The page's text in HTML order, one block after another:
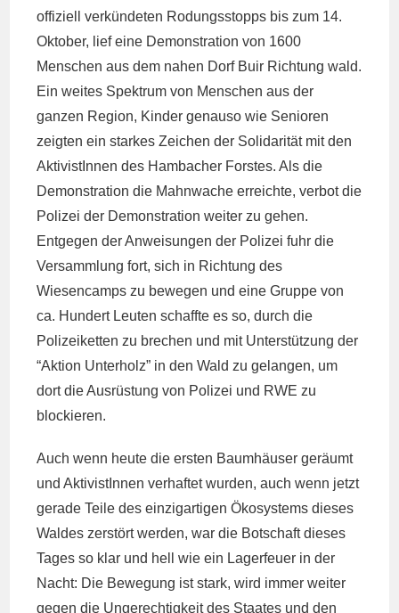
offiziell verkündeten Rodungsstopps bis zum 14.
Oktober, lief eine Demonstration von 1600
Menschen aus dem nahen Dorf Buir Richtung wald.
Ein weites Spektrum von Menschen aus der
ganzen Region, Kinder genauso wie Senioren
zeigten ein starkes Zeichen der Solidarität mit den
AktivistInnen des Hambacher Forstes. Als die
Demonstration die Mahnwache erreichte, verbot die
Polizei der Demonstration weiter zu gehen.
Entgegen der Anweisungen der Polizei fuhr die
Versammlung fort, sich in Richtung des
Wiesencamps zu bewegen und eine Gruppe von
ca. Hundert Leuten schaffte es so, durch die
Polizeiketten zu brechen und mit Unterstützung der
“Aktion Unterholz” in den Wald zu gelangen, um
dort die Ausrüstung von Polizei und RWE zu
blockieren.
Auch wenn heute die ersten Baumhäuser geräumt
und AktivistInnen verhaftet wurden, auch wenn jetzt
gerade Teile des einzigartigen Ökosystems dieses
Waldes zerstört werden, war die Botschaft dieses
Tages so klar und hell wie ein Lagerfeuer in der
Nacht: Die Bewegung ist stark, wird immer weiter
gegen die Ungerechtigkeit des Staates und den